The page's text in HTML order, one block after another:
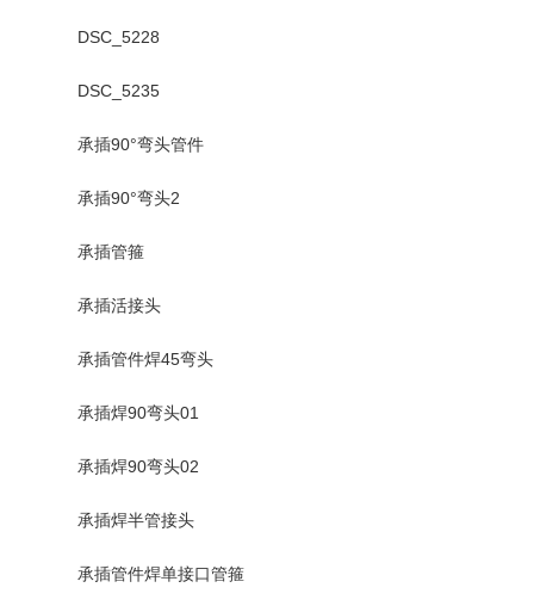
DSC_5228
DSC_5235
承插90°弯头管件
承插90°弯头2
承插管箍
承插活接头
承插管件焊45弯头
承插焊90弯头01
承插焊90弯头02
承插焊半管接头
承插管件焊单接口管箍